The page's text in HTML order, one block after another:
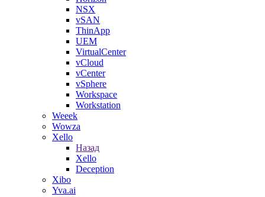
NSX
vSAN
ThinApp
UEM
VirtualCenter
vCloud
vCenter
vSphere
Workspace
Workstation
Weeek
Wowza
Xello
Назад
Xello
Deception
Xibo
Yva.ai